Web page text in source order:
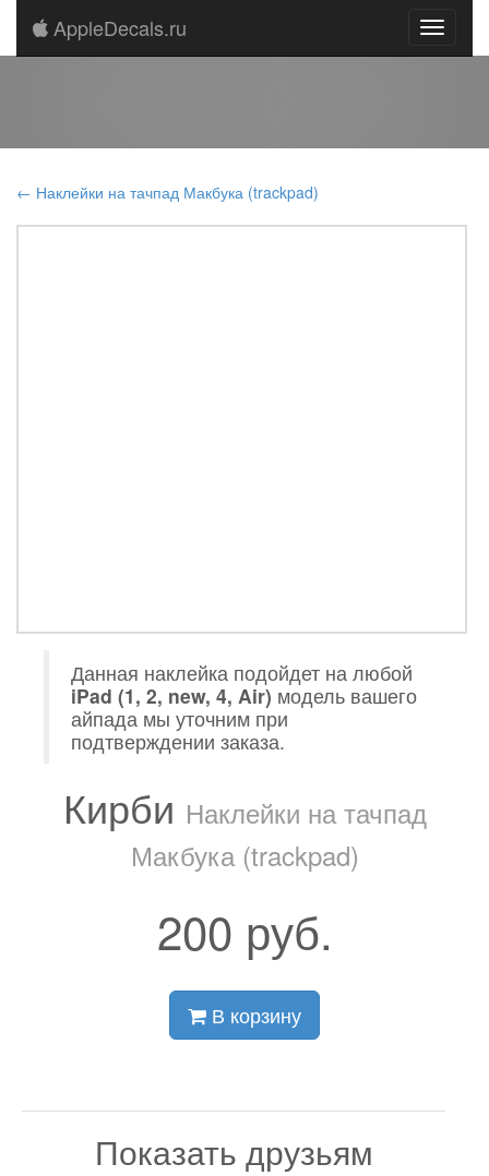
AppleDecals.ru
← Наклейки на тачпад Макбука (trackpad)
Данная наклейка подойдет на любой
iPad (1, 2, new, 4, Air) модель вашего
айпада мы уточним при
подтверждении заказа.
Кирби Наклейки на тачпад
Макбука (trackpad)
200 руб.
В корзину
Показать друзьям